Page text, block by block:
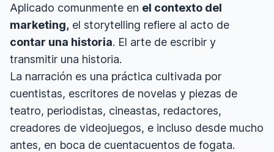
Aplicado comunmente en el contexto del
marketing, el storytelling refiere al acto de
contar una historia. El arte de escribir y
transmitir una historia.
La narración es una práctica cultivada por
cuentistas, escritores de novelas y piezas de
teatro, periodistas, cineastas, redactores,
creadores de videojuegos, e incluso desde mucho
antes, en boca de cuentacuentos de fogata.